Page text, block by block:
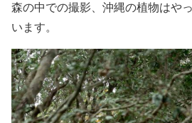
森の中での撮影、沖縄の植物はや
います。